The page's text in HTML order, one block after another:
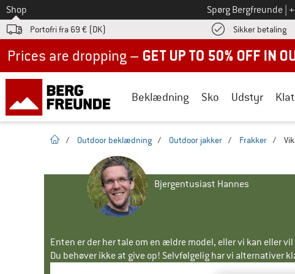
Til
Shop Spørg Bergfreunde
Portofri fra 69 € (DK) Sikker betaling
Beklædning Sko Udstyr
Hjemmeside
/ Outdoor beklædning / Outdoor jakker / Frakker /
Bjergentusiast Hannes
Enten er der her tale om en ældre model, eller vi kan eller
Du behøver ikke at give op! Selvfølgelig har vi alternativer